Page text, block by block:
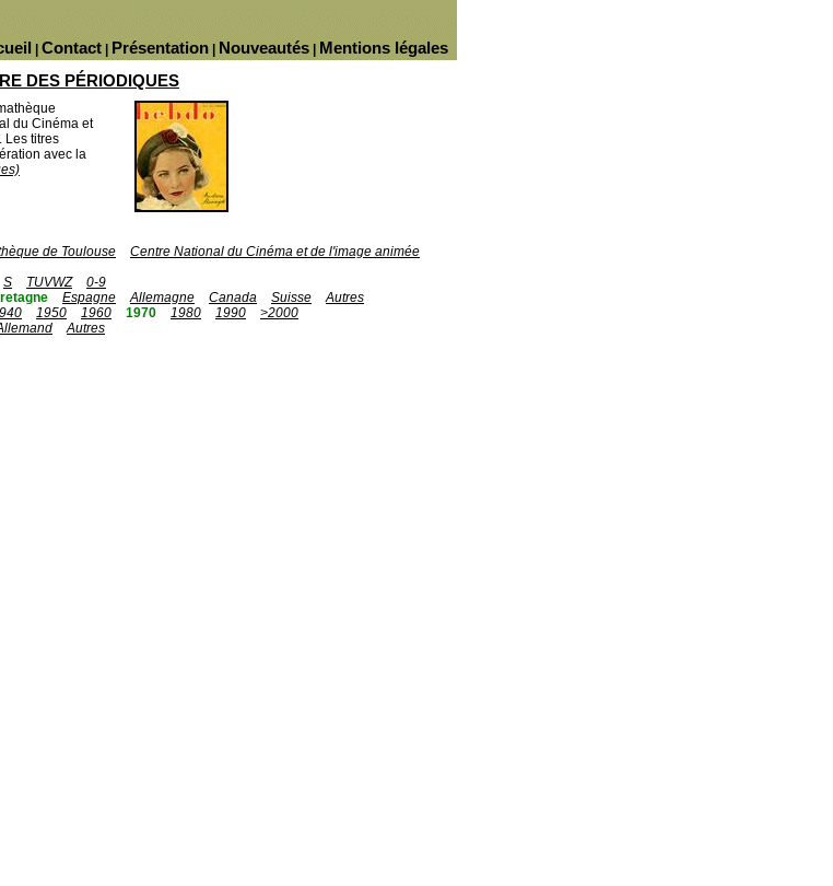
Mentions légales
Nouveautés
Présentation
Contact
DES PÉRIODIQUES
du Cinéma et
Les titres
avec la
de Toulouse
Centre National du Cinéma et de l'image animée
S TUVWZ
0-9
Espagne Allemagne Canada Suisse
Autres
1950 1960 1970 1980 1990
>2000
Autres